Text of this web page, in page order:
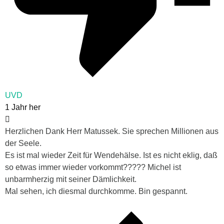
UVD
1 Jahr her
Herzlichen Dank Herr Matussek. Sie sprechen Millionen aus
der Seele.
Es ist mal wieder Zeit für Wendehälse. Ist es nicht eklig, daß
so etwas immer wieder vorkommt????? Michel ist
unbarmherzig mit seiner Dämlichkeit.
Mal sehen, ich diesmal durchkomme. Bin gespannt.